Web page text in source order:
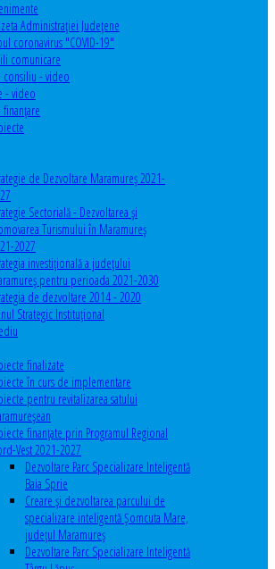
Administraţiei Judeţene
coronavirus "COVID-19"
comunicare
- video
- video
de Dezvoltare Maramureș 2021-
Sectorială - Dezvoltarea și
Turismului în Maramureș
2027
investiţională a județului
pentru perioada 2021-2030
de dezvoltare 2014 - 2020
Strategic Instituţional
finalizate
în curs de implementare
pentru revitalizarea satului
finanțate prin Programul Regional
Vest 2021-2027
Dezvoltare Parc Specializare Inteligentă
Baia Sprie
Creare și dezvoltarea parcului de
specializare inteligentă Șomcuta Mare,
județul Maramureș
Dezvoltare Parc Specializare Inteligentă